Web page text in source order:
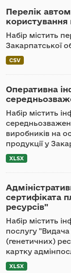
Перелік
користування
Набір містить
Закарпатської
CSV
Оперативна
Набір містить
виробників на
продукції у
XLSX
сертифіката
ресурсів"
Набір містить
послугу
(генетичних)
картку
XLSX